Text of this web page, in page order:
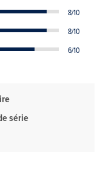
8/10
8/10
6/10
série